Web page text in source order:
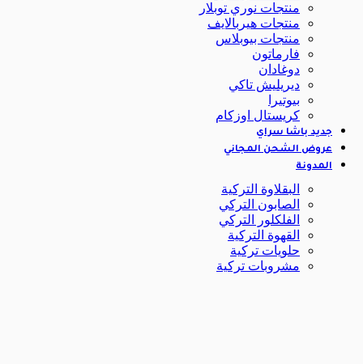
منتجات نوري توبلار
منتجات هيربالايف
منتجات بيوبلاس
فارماتون
دوغادان
ديريليش تاكي
بيوتيرا
كريستال اوزكام
جديد باشا سراي
عروض الشحن المجاني
المدونة
البقلاوة التركية
الصابون التركي
الفلكلور التركي
القهوة التركية
حلويات تركية
مشروبات تركية